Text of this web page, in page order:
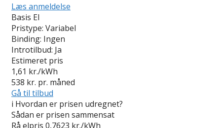
Læs anmeldelse
Basis El
Pristype: Variabel
Binding: Ingen
Introtilbud: Ja
Estimeret pris
1,61 kr./kWh
538 kr. pr. måned
Gå til tilbud
i Hvordan er prisen udregnet?
Sådan er prisen sammensat
Rå elpris 0,7623 kr./kWh